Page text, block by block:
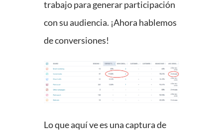
trabajo para generar participación
con su audiencia. ¡Ahora hablemos
de conversiones!
Lo que aquí ve es una captura de